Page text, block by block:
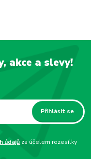
akce a slevy!
Přihlásit se
údajů za účelem rozesílky